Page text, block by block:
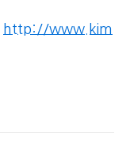
http://www.kim